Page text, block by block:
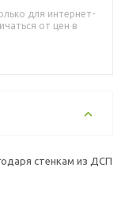
для интернет-
от цен в
стенкам из ДСП